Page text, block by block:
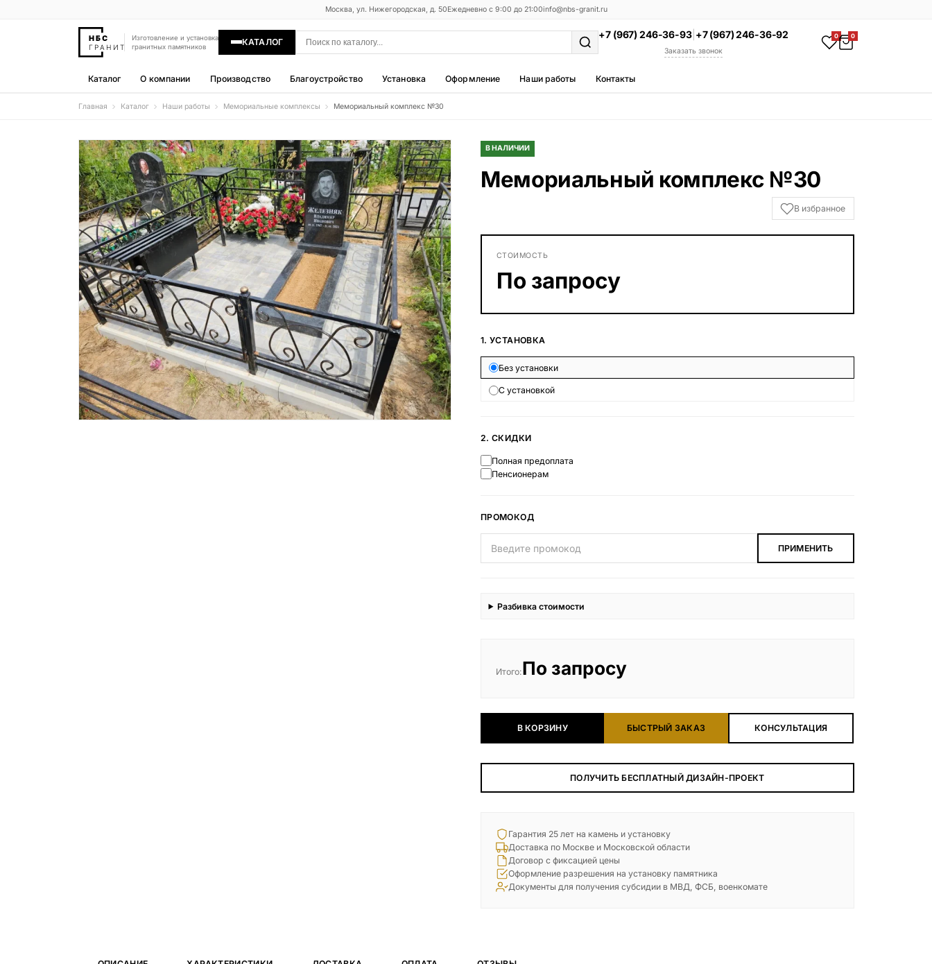
Москва, ул. Нижегородская, д. 50Ежедневно с 9:00 до 21:00info@nbs-granit.ru
Изготовление и установка
гранитных памятников
КАТАЛОГ
+7 (967) 246-36-93| +7 (967) 246-36-92
Заказать звонок
0 0
Каталог О компании Производство Благоустройство Установка Оформление Наши работы Контакты
Гравировка
77 моделей
Фотокерамика
5 моделей
Надгробные плиты
30 моделей
Благоустройство
42 модели
Гранитные ограды
15 моделей
Металлические ограды
50 моделей
Гранитные цветники
7 моделей
Столы и лавки
23 модели
Вазы и лампады
24 модели
Наши работы
145 моделей
ВЕСЬ КАТАЛОГ
Главная Каталог Наши работы Мемориальные комплексы Мемориальный комплекс №30
В НАЛИЧИИ
Мемориальный комплекс №30
В избранное
СТОИМОСТЬ
По запросу
1. УСТАНОВКА
Без установки
С установкой
2. СКИДКИ
Полная предоплата
Пенсионерам
ПРОМОКОД
ПРИМЕНИТЬ
Разбивка стоимости
Итого:По запросу
В КОРЗИНУ БЫСТРЫЙ ЗАКАЗ КОНСУЛЬТАЦИЯ
ПОЛУЧИТЬ БЕСПЛАТНЫЙ ДИЗАЙН-ПРОЕКТ
Гарантия 25 лет на камень и установку
Доставка по Москве и Московской области
Договор с фиксацией цены
Оформление разрешения на установку памятника
Документы для получения субсидии в МВД, ФСБ, военкомате